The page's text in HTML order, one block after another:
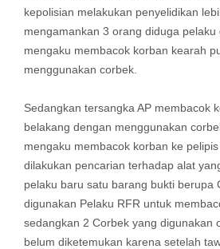
kepolisian melakukan penyelidikan
mengamankan 3 orang diduga pelaku
mengaku membacok korban kearah
menggunakan corbek.
Sedangkan tersangka AP membacok
belakang dengan menggunakan
mengaku membacok korban ke
dilakukan pencarian terhadap alat
pelaku baru satu barang bukti berupa
digunakan Pelaku RFR untuk
sedangkan 2 Corbek yang digunakan
belum diketemukan karena setelah